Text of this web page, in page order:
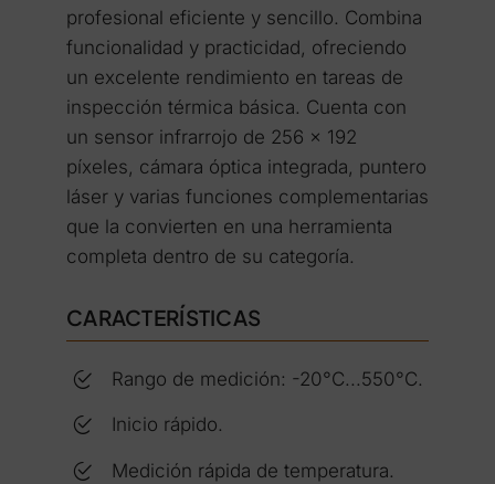
profesional eficiente y sencillo. Combina
funcionalidad y practicidad, ofreciendo
un excelente rendimiento en tareas de
inspección térmica básica. Cuenta con
un sensor infrarrojo de 256 × 192
píxeles, cámara óptica integrada, puntero
láser y varias funciones complementarias
que la convierten en una herramienta
completa dentro de su categoría.
CARACTERÍSTICAS
Rango de medición: -20°C...550°C.
Inicio rápido.
Medición rápida de temperatura.